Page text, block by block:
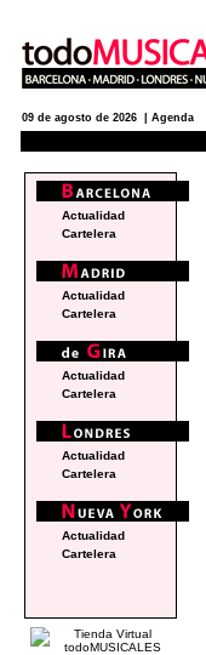
09 de agosto de 2026 | Agenda
Actualidad
Cartelera
Actualidad
Cartelera
Actualidad
Cartelera
Actualidad
Cartelera
Actualidad
Cartelera